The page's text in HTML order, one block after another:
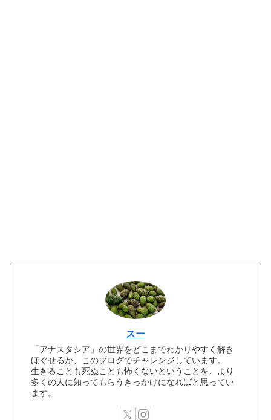
スー
「アナスタシア」の世界をどこまでわかりやすく解き
ほぐせるか、このブログでチャレンジしています。
生きることも死ぬことも怖くないということを、より
多くの人に知ってもらうきっかけになればと思ってい
ます。